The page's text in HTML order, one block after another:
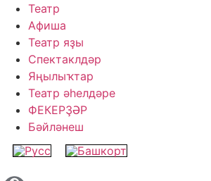
Театр
Афиша
Театр яҙы
Спектаклдәр
Яңылыҡтар
Театр әһелдәре
ФЕКЕРҘӘР
Бәйләнеш